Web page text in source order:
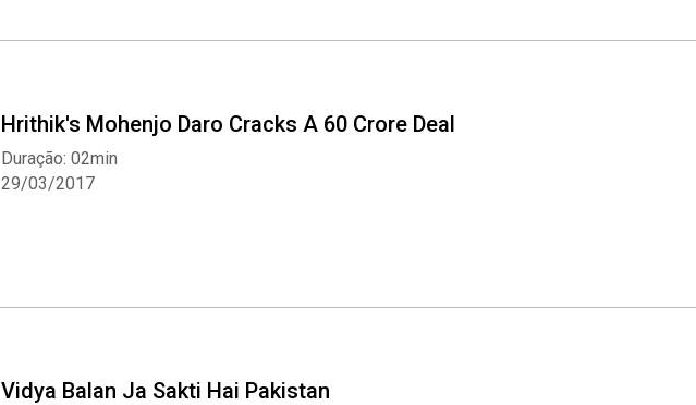
Hrithik's Mohenjo Daro Cracks A 60 Crore Deal
29/03/2017
Duração: 02min
Vidya Balan Ja Sakti Hai Pakistan